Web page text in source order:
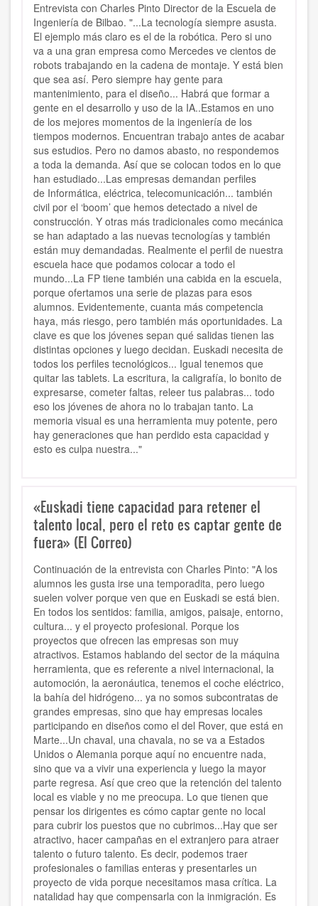
Entrevista con Charles Pinto Director de la Escuela de
Ingeniería de Bilbao. "...La tecnología siempre asusta.
El ejemplo más claro es el de la robótica. Pero si uno
va a una gran empresa como Mercedes ve cientos de
robots trabajando en la cadena de montaje. Y está bien
que sea así. Pero siempre hay gente para
mantenimiento, para el diseño... Habrá que formar a
gente en el desarrollo y uso de la IA..Estamos en uno
de los mejores momentos de la ingeniería de los
tiempos modernos. Encuentran trabajo antes de acabar
sus estudios. Pero no damos abasto, no respondemos
a toda la demanda. Así que se colocan todos en lo que
han estudiado...Las empresas demandan perfiles
de Informática, eléctrica, telecomunicación... también
civil por el ‘boom’ que hemos detectado a nivel de
construcción. Y otras más tradicionales como mecánica
se han adaptado a las nuevas tecnologías y también
están muy demandadas. Realmente el perfil de nuestra
escuela hace que podamos colocar a todo el
mundo...La FP tiene también una cabida en la escuela,
porque ofertamos una serie de plazas para esos
alumnos. Evidentemente, cuanta más competencia
haya, más riesgo, pero también más oportunidades. La
clave es que los jóvenes sepan qué salidas tienen las
distintas opciones y luego decidan. Euskadi necesita de
todos los perfiles tecnológicos... Igual tenemos que
quitar las tablets. La escritura, la caligrafía, lo bonito de
expresarse, cometer faltas, releer tus palabras... todo
eso los jóvenes de ahora no lo trabajan tanto. La
memoria visual es una herramienta muy potente, pero
hay generaciones que han perdido esta capacidad y
esto es culpa nuestra..."
«Euskadi tiene capacidad para retener el
talento local, pero el reto es captar gente de
fuera» (El Correo)
Continuación de la entrevista con Charles Pinto: "A los
alumnos les gusta irse una temporadita, pero luego
suelen volver porque ven que en Euskadi se está bien.
En todos los sentidos: familia, amigos, paisaje, entorno,
cultura... y el proyecto profesional. Porque los
proyectos que ofrecen las empresas son muy
atractivos. Estamos hablando del sector de la máquina
herramienta, que es referente a nivel internacional, la
automoción, la aeronáutica, tenemos el coche eléctrico,
la bahía del hidrógeno... ya no somos subcontratas de
grandes empresas, sino que hay empresas locales
participando en diseños como el del Rover, que está en
Marte...Un chaval, una chavala, no se va a Estados
Unidos o Alemania porque aquí no encuentre nada,
sino que va a vivir una experiencia y luego la mayor
parte regresa. Así que creo que la retención del talento
local es viable y no me preocupa. Lo que tienen que
pensar los dirigentes es cómo captar gente no local
para cubrir los puestos que no cubrimos...Hay que ser
atractivo, hacer campañas en el extranjero para atraer
talento o futuro talento. Es decir, podemos traer
profesionales o familias enteras y presentarles un
proyecto de vida porque necesitamos masa crítica. La
natalidad hay que compensarla con la inmigración. Es